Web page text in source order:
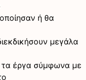
ή θα
μεγάλα
τα έργα σύμφωνα με